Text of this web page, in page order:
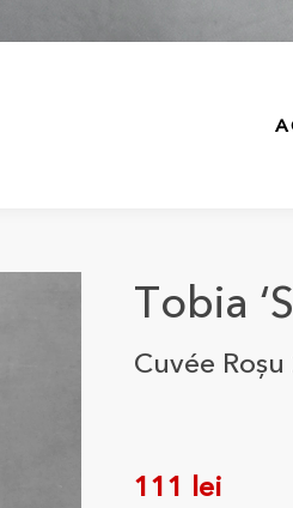
Tobia
Cuvée
111 lei